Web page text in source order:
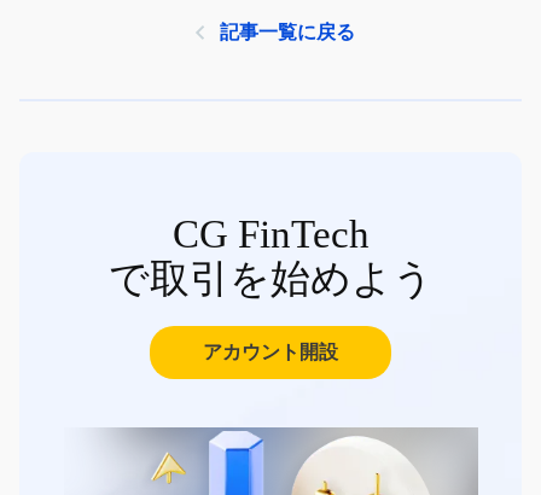
記事一覧に戻る
CG FinTech
で取引を始めよう
アカウント開設